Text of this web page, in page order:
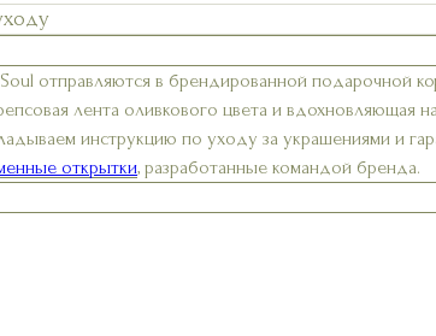
отправляются в брендированной подарочной
лента оливкового цвета и вдохновляющая
инструкцию по уходу за украшениями и
открытки, разработанные командой бренда.